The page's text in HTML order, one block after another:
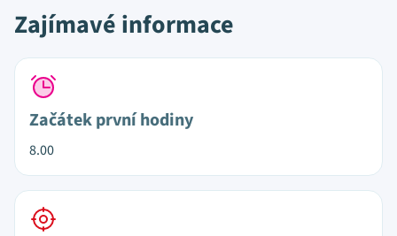
Zajímavé informace
Začátek první hodiny
8.00